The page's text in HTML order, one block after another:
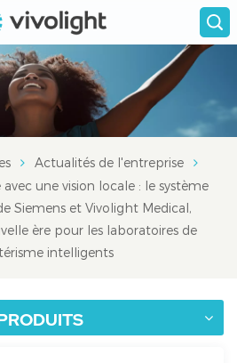
Actualités de l'entreprise
une vision locale : le système
Siemens et Vivolight Medical,
ère pour les laboratoires de
intelligents